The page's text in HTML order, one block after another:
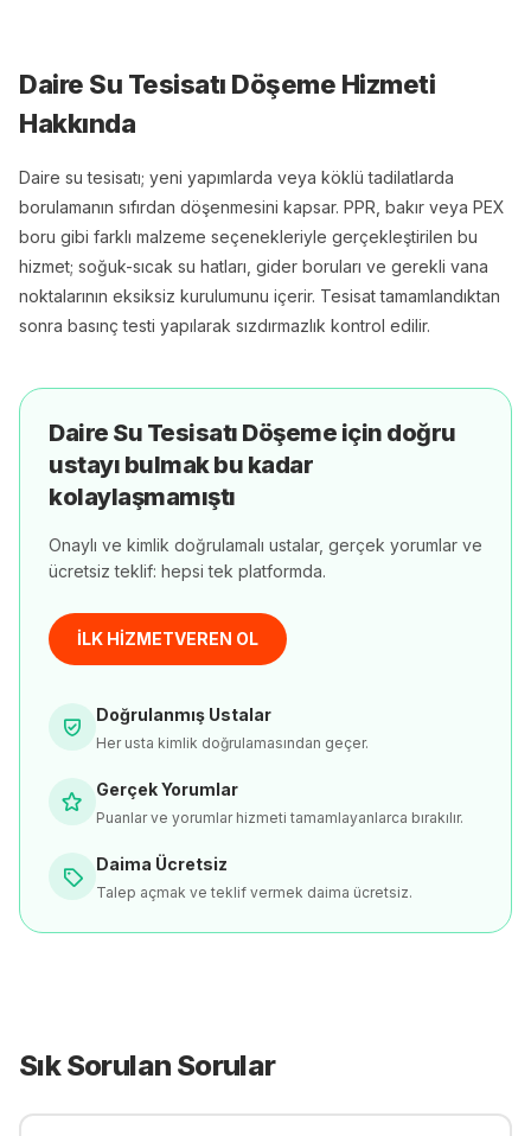
Daire Su Tesisatı Döşeme Hizmeti
Hakkında
Daire su tesisatı; yeni yapımlarda veya köklü tadilatlarda
borulamanın sıfırdan döşenmesini kapsar. PPR, bakır veya PEX
boru gibi farklı malzeme seçenekleriyle gerçekleştirilen bu
hizmet; soğuk-sıcak su hatları, gider boruları ve gerekli vana
noktalarının eksiksiz kurulumunu içerir. Tesisat tamamlandıktan
sonra basınç testi yapılarak sızdırmazlık kontrol edilir.
Daire Su Tesisatı Döşeme için doğru
ustayı bulmak bu kadar
kolaylaşmamıştı
Onaylı ve kimlik doğrulamalı ustalar, gerçek yorumlar ve
ücretsiz teklif: hepsi tek platformda.
İLK HİZMETVEREN OL
Doğrulanmış Ustalar
Her usta kimlik doğrulamasından geçer.
Gerçek Yorumlar
Puanlar ve yorumlar hizmeti tamamlayanlarca bırakılır.
Daima Ücretsiz
Talep açmak ve teklif vermek daima ücretsiz.
Sık Sorulan Sorular